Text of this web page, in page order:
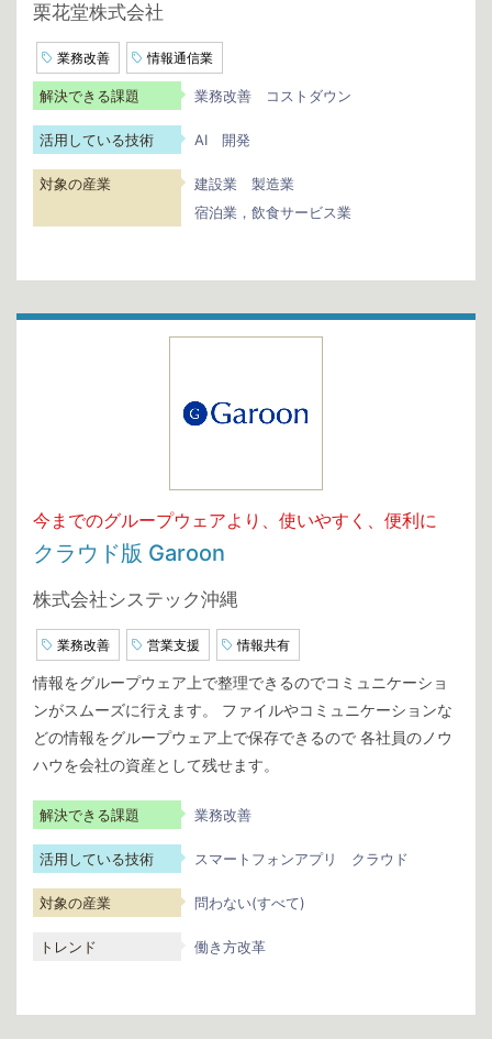
栗花堂株式会社
業務改善 情報通信業
解決できる課題 業務改善 コストダウン
活用している技術 AI 開発
対象の産業 建設業
製造業
宿泊業，飲食サービス業
今までのグループウェアより、使いやすく、便利に
クラウド版 Garoon
株式会社システック沖縄
業務改善 営業支援 情報共有
情報をグループウェア上で整理できるのでコミュニケーショ
ンがスムーズに行えます。 ファイルやコミュニケーションな
どの情報をグループウェア上で保存できるので 各社員のノウ
ハウを会社の資産として残せます。
解決できる課題 業務改善
活用している技術 スマートフォンアプリ クラウド
対象の産業 問わない(すべて)
トレンド 働き方改革